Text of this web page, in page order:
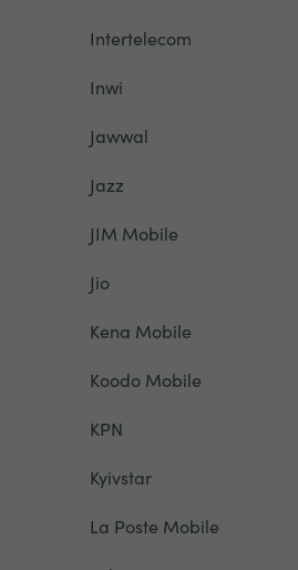
Intertelecom
Inwi
Jawwal
Jazz
JIM Mobile
Jio
Kena Mobile
Koodo Mobile
KPN
Kyivstar
La Poste Mobile